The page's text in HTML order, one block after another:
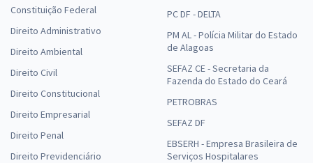
Constituição Federal
Direito Administrativo
Direito Ambiental
Direito Civil
Direito Constitucional
Direito Empresarial
Direito Penal
Direito Previdenciário
PC DF - DELTA
PM AL - Polícia Militar do Estado
de Alagoas
SEFAZ CE - Secretaria da
Fazenda do Estado do Ceará
PETROBRAS
SEFAZ DF
EBSERH - Empresa Brasileira de
Serviços Hospitalares